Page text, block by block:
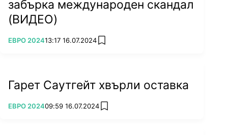
забърка международен скандал
(ВИДЕО)
ПОВЕЧЕ ОТ
ЕВРО 202413:17 16.07.2024 add favorites
Гарет Саутгейт хвърли оставка
ПОВЕЧЕ ОТ
ЕВРО 202409:59 16.07.2024 add favorites